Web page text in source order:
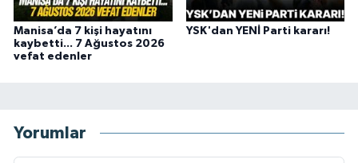
Manisa’da 7 kişi hayatını
kaybetti... 7 Ağustos 2026
vefat edenler
YSK'dan YENİ Parti kararı!
Yorumlar